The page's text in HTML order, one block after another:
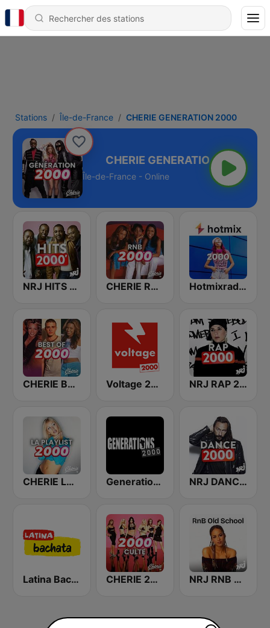
Stations Île-de-France CHERIE GENERATION 2000
2000
Île-de-France - Online
NRJ HITS 2000' CHERIE RNB 2000 Hotmixradio 2000
CHERIE BEST OF 2000 Voltage 2000 NRJ RAP 2000
CHERIE LA PLAYLIST 2000's Generations - 2000 NRJ DANCE 2000'
Latina Bachata CHERIE 2000 CULTE NRJ RNB OLD SCHOOL